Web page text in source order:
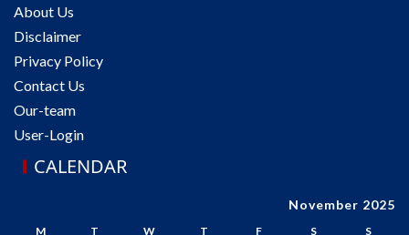
About Us
Disclaimer
Privacy Policy
Contact Us
Our-team
User-Login
CALENDAR
November 2025
M T W T F S S